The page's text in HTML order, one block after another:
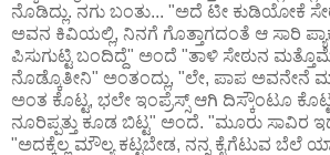
ನೊಡಿದ್ಲು. ನಗು ಬಂತು... "ಅದೆ ಟೀ ಕುಡಿಯೋಕೆ
ಅವನ ಕಿವಿಯಲ್ಲಿ, ನಿನಗೆ ಗೊತ್ತಾಗದಂತೆ ಆ ಸಾರಿ
ಪಿಸುಗುಟ್ಟಿ ಬಂದಿದ್ದೆ" ಅಂದೆ "ತಾಳಿ ಸೇಠುನ
ನೊಡ್ಕೊತೀನಿ" ಅಂತಂದ್ಲು, "ಲೇ, ಪಾಪ ಅವನೇನೆ
ಅಂತ ಕೊಟ್ಟ, ಭಲೇ ಇಂಪ್ರೆಸ್ಸ್ ಆಗಿ ದಿಸ್ಕೌಂಟೂ
ನೂರಿಪ್ಪತ್ತು ಕೂಡ ಬಿಟ್ಟ" ಅಂದೆ. "ಮೂರು ಸಾವಿರ
"ಅದಕ್ಕೆಲ್ಲ ಮೌಲ್ಯ ಕಟ್ಟಬೇಡ, ನನ್ನ ಕೈಗೆಟುವ ಬೆಲೆ